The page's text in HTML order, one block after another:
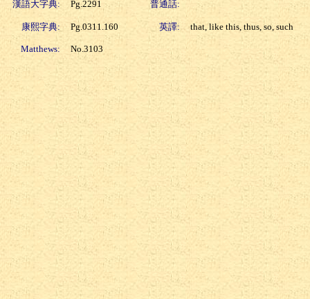
漢語大字典:
Pg.2291 普通話:
康熙字典: Pg.0311.160 英譯: that, like this, thus, so, such
Matthews: No.3103